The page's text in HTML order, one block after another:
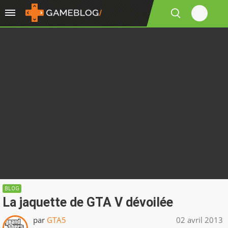
BLOG
La jaquette de GTA V dévoilée
par GTA5 02 avril 2013